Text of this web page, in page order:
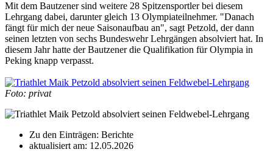
Mit dem Bautzener sind weitere 28 Spitzensportler bei diesem
Lehrgang dabei, darunter gleich 13 Olympiateilnehmer. "Danach
fängt für mich der neue Saisonaufbau an", sagt Petzold, der dann
seinen letzten von sechs Bundeswehr Lehrgängen absolviert hat. In
diesem Jahr hatte der Bautzener die Qualifikation für Olympia in
Peking knapp verpasst.
Foto: privat
Zu den Einträgen: Berichte
aktualisiert am: 12.05.2026